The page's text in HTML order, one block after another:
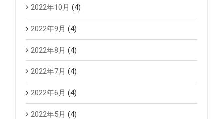
2022年10月 (4)
2022年9月 (4)
2022年8月 (4)
2022年7月 (4)
2022年6月 (4)
2022年5月 (4)